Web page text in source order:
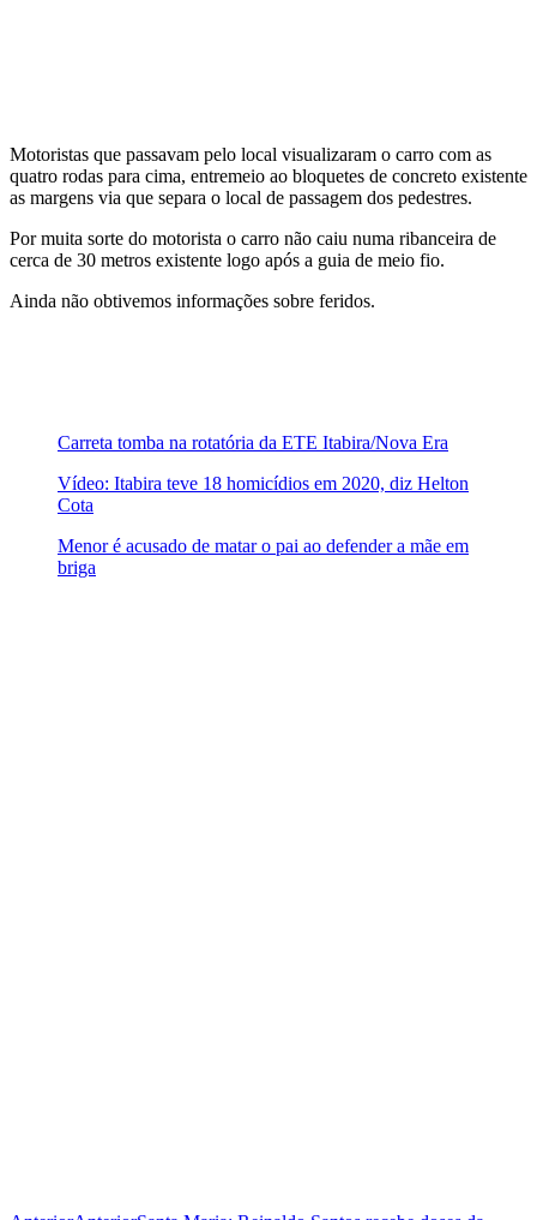
Motoristas que passavam pelo local visualizaram o carro com as
quatro rodas para cima, entremeio ao bloquetes de concreto existente
as margens via que separa o local de passagem dos pedestres.
Por muita sorte do motorista o carro não caiu numa ribanceira de
cerca de 30 metros existente logo após a guia de meio fio.
Ainda não obtivemos informações sobre feridos.
Carreta tomba na rotatória da ETE Itabira/Nova Era
Vídeo: Itabira teve 18 homicídios em 2020, diz Helton
Cota
Menor é acusado de matar o pai ao defender a mãe em
briga